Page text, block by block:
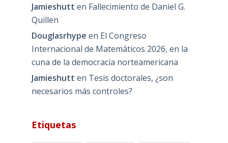
Jamieshutt en Fallecimiento de Daniel G.
Quillen
Douglasrhype en El Congreso
Internacional de Matemáticos 2026, en la
cuna de la democracia norteamericana
Jamieshutt en Tesis doctorales, ¿son
necesarios más controles?
Etiquetas